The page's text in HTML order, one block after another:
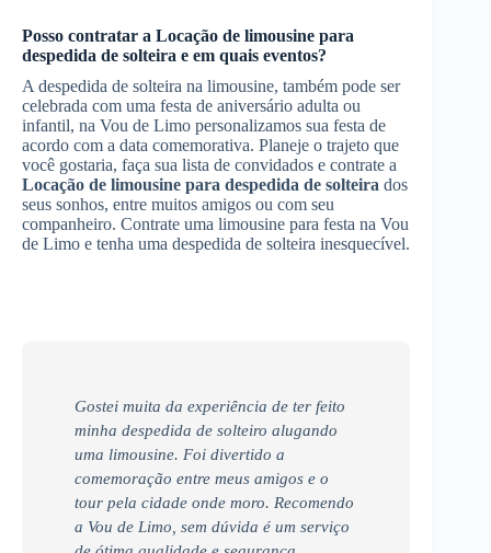
Posso contratar a Locação de limousine para
despedida de solteira e em quais eventos?
A despedida de solteira na limousine, também pode ser
celebrada com uma festa de aniversário adulta ou
infantil, na Vou de Limo personalizamos sua festa de
acordo com a data comemorativa. Planeje o trajeto que
você gostaria, faça sua lista de convidados e contrate a
Locação de limousine para despedida de solteira dos
seus sonhos, entre muitos amigos ou com seu
companheiro. Contrate uma limousine para festa na Vou
de Limo e tenha uma despedida de solteira inesquecível.
Gostei muita da experiência de ter feito
minha despedida de solteiro alugando
uma limousine. Foi divertido a
comemoração entre meus amigos e o
tour pela cidade onde moro. Recomendo
a Vou de Limo, sem dúvida é um serviço